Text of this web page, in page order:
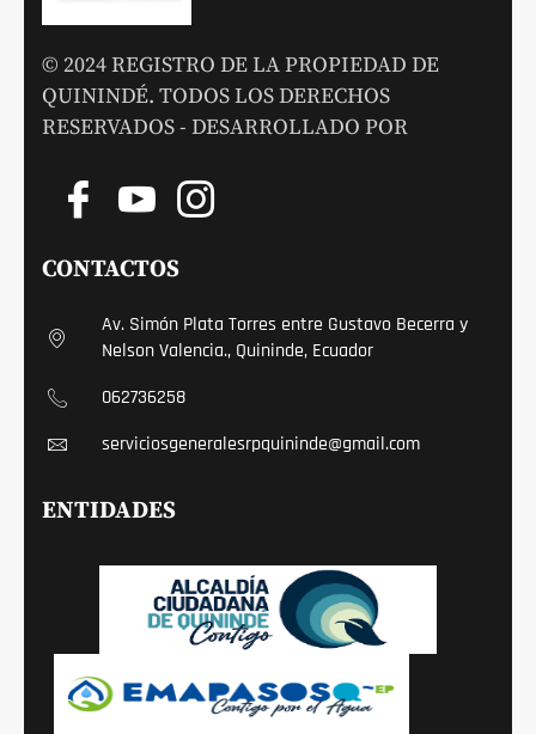
© 2024 REGISTRO DE LA PROPIEDAD DE
QUININDÉ. TODOS LOS DERECHOS
RESERVADOS - DESARROLLADO POR
CONTACTOS
Av. Simón Plata Torres entre Gustavo Becerra y
Nelson Valencia., Quininde, Ecuador
062736258
serviciosgeneralesrpquininde@gmail.com
ENTIDADES